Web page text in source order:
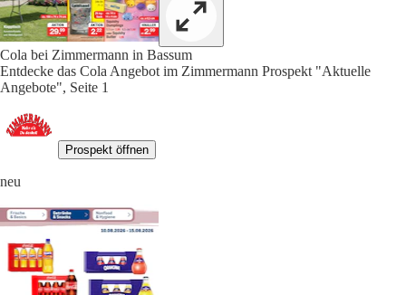
Cola bei Zimmermann in Bassum
Entdecke das Cola Angebot im Zimmermann Prospekt "Aktuelle
Angebote", Seite 1
Prospekt öffnen
neu